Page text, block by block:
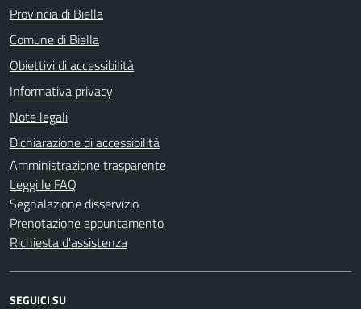
Provincia di Biella
Comune di Biella
Obiettivi di accessibilità
Informativa privacy
Note legali
Dichiarazione di accessibilità
Amministrazione trasparente
Leggi le FAQ
Segnalazione disservizio
Prenotazione appuntamento
Richiesta d'assistenza
SEGUICI SU